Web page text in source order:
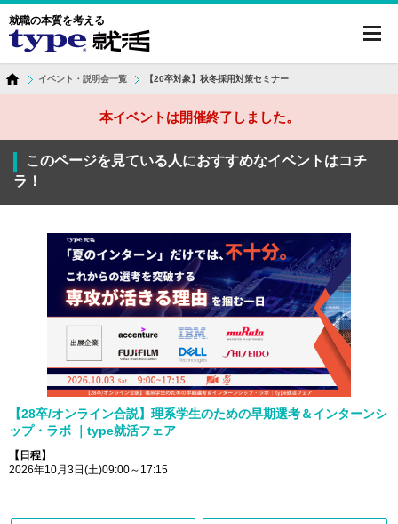
就職の本質を考える
イベント・説明会一覧 【20卒対象】秋冬採用対策セミナー
本イベントは開催終了しました。
このページを見ている人におすすめなイベントはコチ
ラ！
【28卒/オンライン合説】理系学生のための早期選考＆インターンシ
ップ・ラボ ｜type就活フェア
【日程】
2026年10月3日(土)09:00～17:15